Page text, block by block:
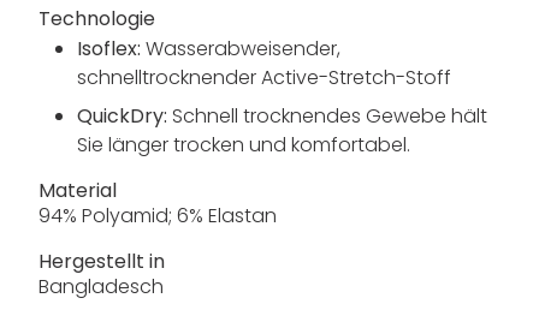
Technologie
Isoflex: Wasserabweisender,
schnelltrocknender Active-Stretch-Stoff
QuickDry: Schnell trocknendes Gewebe hält
Sie länger trocken und komfortabel.
Material
94% Polyamid; 6% Elastan
Hergestellt in
Bangladesch